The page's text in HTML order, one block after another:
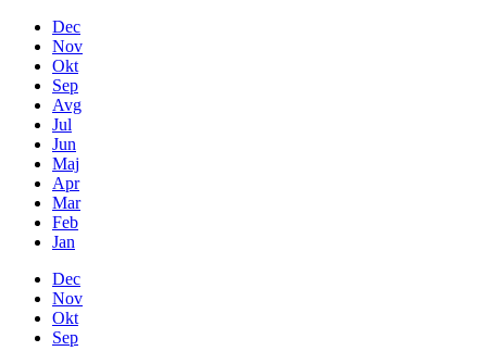
Dec
Nov
Okt
Sep
Avg
Jul
Jun
Maj
Apr
Mar
Feb
Jan
Dec
Nov
Okt
Sep